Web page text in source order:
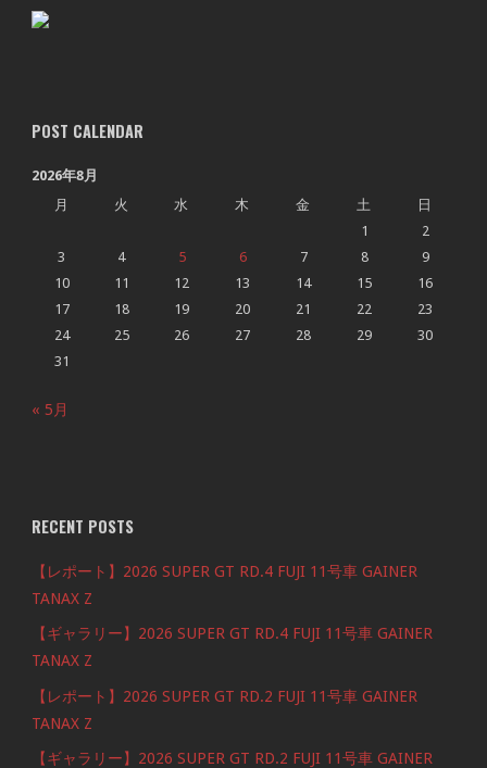
POST CALENDAR
2026年8月
月
火 水 木 金 土
日
1
2
3
4 5 6 7 8
9
10
11 12 13 14 15
16
17
18 19 20 21 22
23
24
25 26 27 28 29
30
31
« 5月
RECENT POSTS
【レポート】2026 SUPER GT RD.4 FUJI 11号車 GAINER
TANAX Z
【ギャラリー】2026 SUPER GT RD.4 FUJI 11号車 GAINER
TANAX Z
【レポート】2026 SUPER GT RD.2 FUJI 11号車 GAINER
TANAX Z
【ギャラリー】2026 SUPER GT RD.2 FUJI 11号車 GAINER